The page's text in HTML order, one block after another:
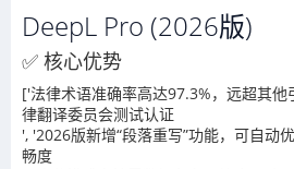
DeepL Pro (2026版)
✅ 核心优势
['法律术语准确率高达97.3%，远超其
律翻译委员会测试认证
', '2026版新增“段落重写”功能，可自动
畅度